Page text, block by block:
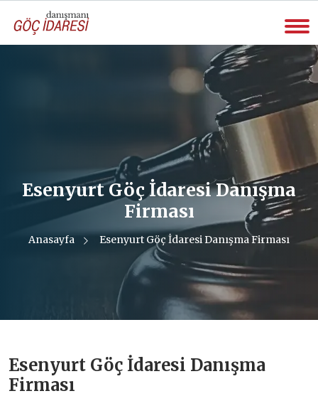
Esenyurt Göç İdaresi Danışma
Firması
Anasayfa Esenyurt Göç İdaresi Danışma Firması
Esenyurt Göç İdaresi Danışma
Firması